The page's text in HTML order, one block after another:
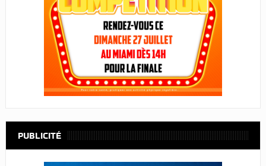
PUBLICITÉ